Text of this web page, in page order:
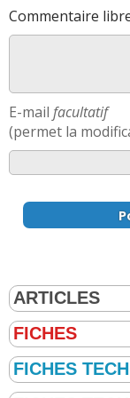
-Boitier
fois - en moins
suite >>
changé deux fois
Vanne EGR
la suite >>
-Valve EGR (1x)à
160mkm, le
(+)
- Alternateur,
Commentaire
E-mail facultatif
(permet la